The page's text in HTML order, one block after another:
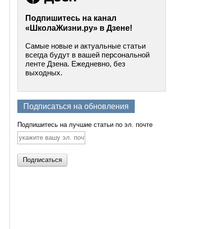
Подпишитесь на канал
«ШколаЖизни.ру» в Дзене!
Самые новые и актуальные статьи
всегда будут в вашей персональной
ленте Дзена. Ежедневно, без
выходных.
Подписаться на обновления
Подпишитесь на лучшие статьи по эл. почте